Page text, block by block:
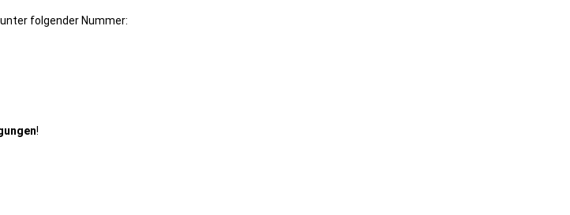
folgender Nummer:
!